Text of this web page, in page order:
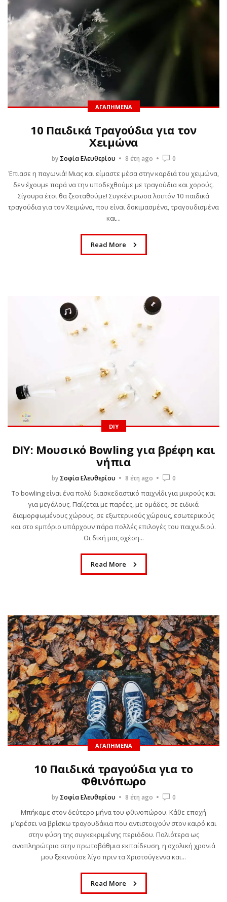
ΑΓΑΠΗΜΈΝΑ
10 Παιδικά Τραγούδια για τον
Χειμώνα
by Σοφία Ελευθερίου 8 έτη ago 0
Έπιασε η παγωνιά! Μιας και είμαστε μέσα στην καρδιά του χειμώνα,
δεν έχουμε παρά να την υποδεχθούμε με τραγούδια και χορούς.
Σίγουρα έτσι θα ζεσταθούμε! Συγκέντρωσα λοιπόν 10 παιδικά
τραγούδια για τον Χειμώνα, που είναι δοκιμασμένα, τραγουδισμένα
και...
Read More
DIY
DIY: Μουσικό Bowling για βρέφη και
νήπια
by Σοφία Ελευθερίου 8 έτη ago 0
Το bowling είναι ένα πολύ διασκεδαστικό παιχνίδι για μικρούς και
για μεγάλους. Παίζεται με παρέες, με ομάδες, σε ειδικά
διαμορφωμένους χώρους, σε εξωτερικούς χώρους, εσωτερικούς
και στο εμπόριο υπάρχουν πάρα πολλές επιλογές του παιχνιδιού.
Οι δική μας σχέση...
Read More
ΑΓΑΠΗΜΈΝΑ
10 Παιδικά τραγούδια για το
Φθινόπωρο
by Σοφία Ελευθερίου 8 έτη ago 0
Μπήκαμε στον δεύτερο μήνα του φθινοπώρου. Κάθε εποχή
μ’αρέσει να βρίσκω τραγουδάκια που αντιστοιχούν στον καιρό και
στην φύση της συγκεκριμένης περιόδου. Παλιότερα ως
αναπληρώτρια στην πρωτοβάθμια εκπαίδευση, η σχολική χρονιά
μου ξεκινούσε λίγο πριν τα Χριστούγεννα και...
Read More